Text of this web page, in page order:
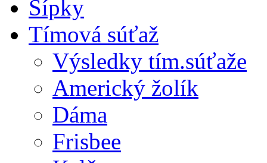
Šípky
Tímová súťaž
Výsledky tím.súťaže
Americký žolík
Dáma
Frisbee